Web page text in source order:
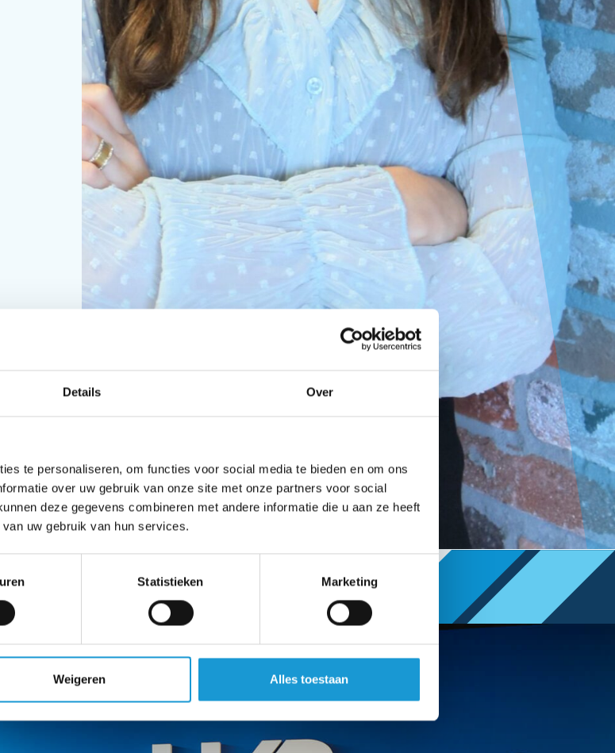
Details Over
te personaliseren, om functies voor social media te bieden en om ons
over uw gebruik van onze site met onze partners voor social
deze gegevens combineren met andere informatie die u aan ze heeft
uw gebruik van hun services.
Statistieken Marketing
Weigeren Alles toestaan